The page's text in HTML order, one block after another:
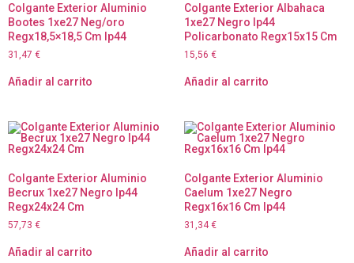
Colgante Exterior Aluminio
Bootes 1xe27 Neg/oro
Regx18,5×18,5 Cm Ip44
31,47 €
Añadir al carrito
Colgante Exterior Albahaca
1xe27 Negro Ip44
Policarbonato Regx15x15 Cm
15,56 €
Añadir al carrito
Colgante Exterior Aluminio
Becrux 1xe27 Negro Ip44
Regx24x24 Cm
57,73 €
Añadir al carrito
Colgante Exterior Aluminio
Caelum 1xe27 Negro
Regx16x16 Cm Ip44
31,34€
Añadir al carrito